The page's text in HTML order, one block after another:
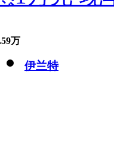
万
伊兰特